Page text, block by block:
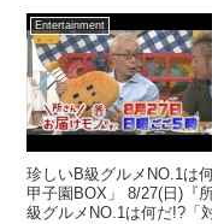
Entertainment
珍しいB級グルメNO.1は
甲子園BOX」 8/27(日)『
級グルメNO.1は何だ!?「